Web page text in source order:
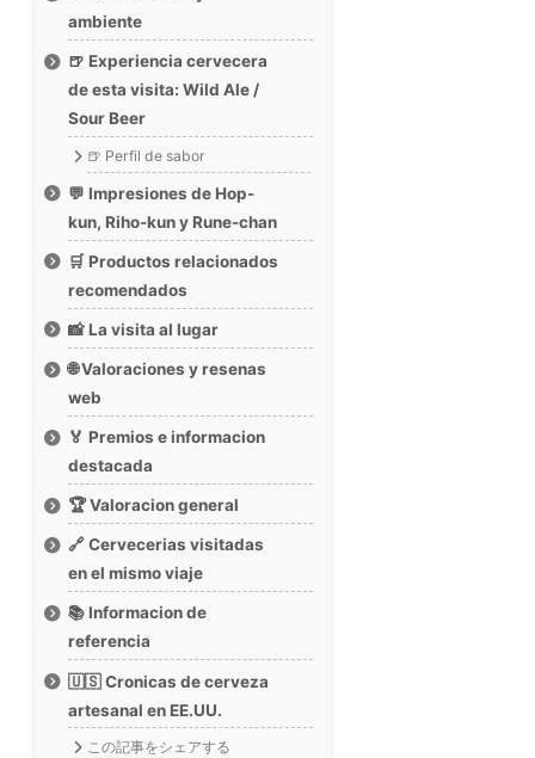
ambiente
🍺 Experiencia cervecera
de esta visita: Wild Ale /
Sour Beer
🍺 Perfil de sabor
💬 Impresiones de Hop-
kun, Riho-kun y Rune-chan
🛒 Productos relacionados
recomendados
📸 La visita al lugar
🌐 Valoraciones y resenas
web
🏅 Premios e informacion
destacada
🏆 Valoracion general
🔗 Cervecerias visitadas
en el mismo viaje
📚 Informacion de
referencia
🇺🇸 Cronicas de cerveza
artesanal en EE.UU.
この記事をシェアする